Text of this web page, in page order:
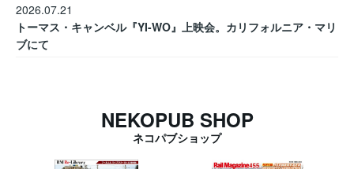
2026.07.21
トーマス・キャンベル『YI-WO』上映会。カリフォルニア・マリ
ブにて
NEKOPUB SHOP
ネコパブショップ